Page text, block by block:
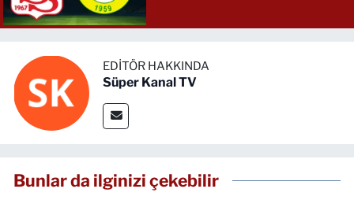
EDITÖR HAKKINDA
Süper Kanal TV
Bunlar da ilginizi çekebilir